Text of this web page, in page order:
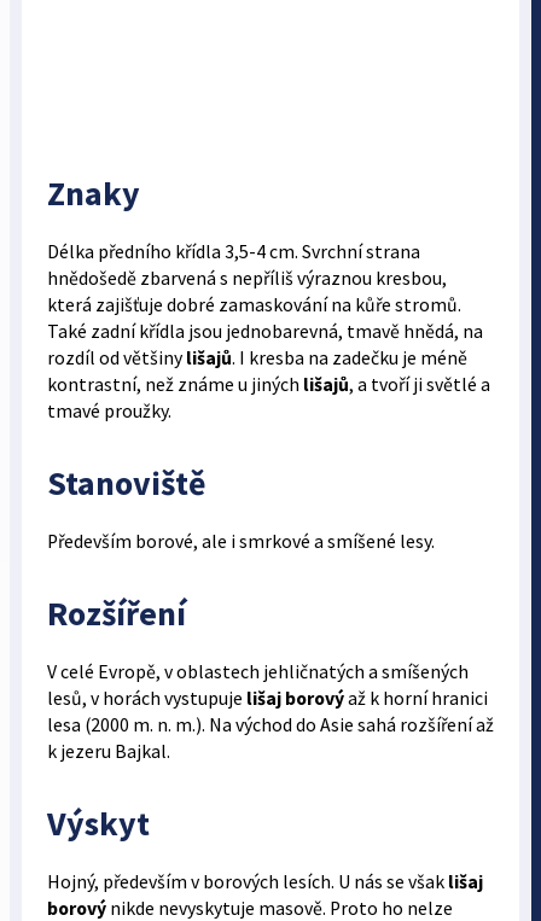
Znaky
Délka předního křídla 3,5-4 cm. Svrchní strana
hnědošedě zbarvená s nepříliš výraznou kresbou,
která zajišťuje dobré zamaskování na kůře stromů.
Také zadní křídla jsou jednobarevná, tmavě hnědá, na
rozdíl od většinylišajů. I kresba na zadečku je méně
kontrastní, než známe u jiných lišajů, a tvoří ji světlé a
tmavé proužky.
Stanoviště
Především borové, ale i smrkové a smíšené lesy.
Rozšíření
V celé Evropě, v oblastech jehličnatých a smíšených
lesů, v horách vystupuje lišaj borovýaž k horní hranici
lesa (2000 m. n. m.). Na východ do Asie sahá rozšíření až
k jezeru Bajkal.
Výskyt
Hojný, především v borových lesích. U nás se však lišaj
borový nikde nevyskytuje masově. Proto ho nelze